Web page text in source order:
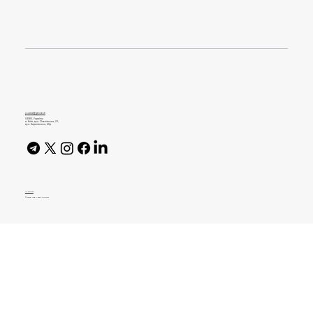
journal@gen.tech
04080, Україна,
м. Київ, вул. Оленівська, 23,​
вул. Кирилівська, 40р
© 2026 High Bar Journal